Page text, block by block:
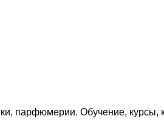
парфюмерии. Обучение, курсы,